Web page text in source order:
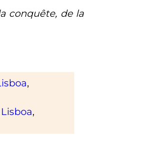
conquête, de la
,
Lisboa,